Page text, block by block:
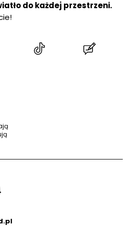
do każdej przestrzeni.
(Otwiera
(Otwiera